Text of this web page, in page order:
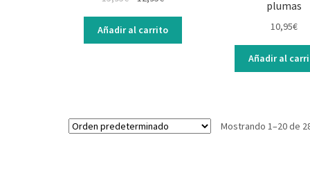
Añadir al carrito
plumas
10,95€
Añadir al
Mostrando 1–20 de